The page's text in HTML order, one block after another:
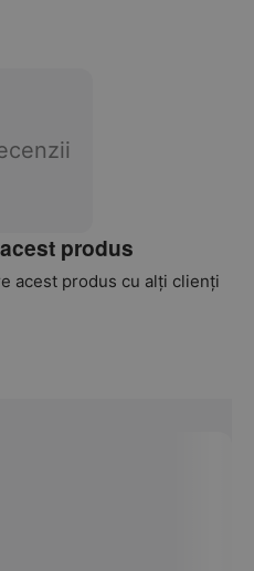
produs
acest produs cu alți clienți